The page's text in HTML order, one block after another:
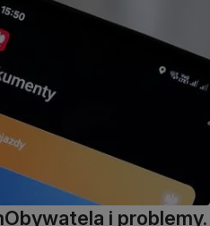
i problemy.